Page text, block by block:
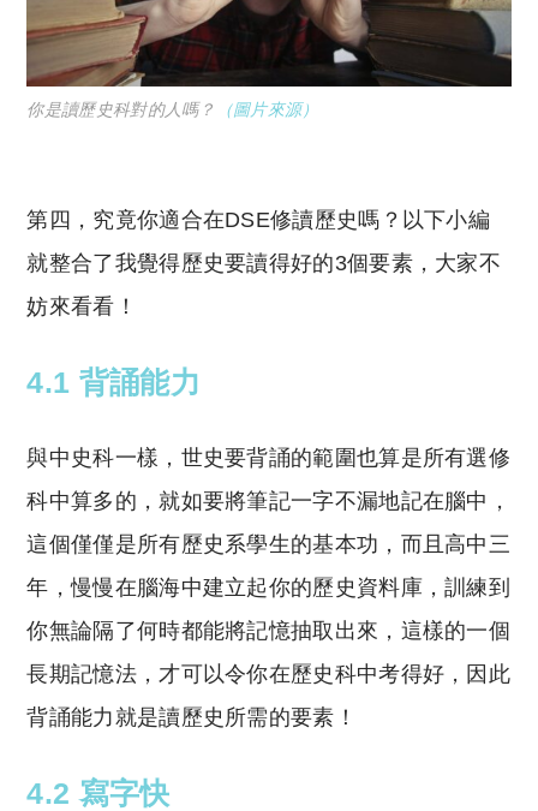
你是讀歷史科對的人嗎？ （圖片來源）
第四，究竟你適合在DSE修讀歷史嗎？以下小編
就整合了我覺得歷史要讀得好的3個要素，大家不
妨來看看！
4.1 背誦能力
與中史科一樣，世史要背誦的範圍也算是所有選修
科中算多的，就如要將筆記一字不漏地記在腦中，
這個僅僅是所有歷史系學生的基本功，而且高中三
年，慢慢在腦海中建立起你的歷史資料庫，訓練到
你無論隔了何時都能將記憶抽取出來，這樣的一個
長期記憶法，才可以令你在歷史科中考得好，因此
背誦能力就是讀歷史所需的要素！
4.2 寫字快